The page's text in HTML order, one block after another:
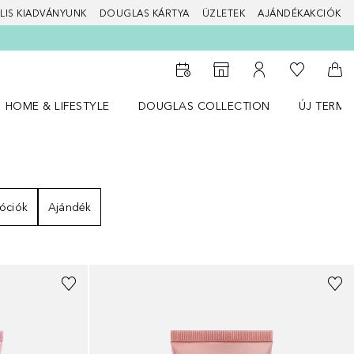
KIADVÁNYUNK DOUGLAS KÁRTYA ÜZLETEK AJÁNDÉKAKCIÓK
Az üzletkeresőhöz
A fiókomhoz
A
HOME & LIFESTYLE
DOUGLAS COLLECTION
ÚJ
Ajándék